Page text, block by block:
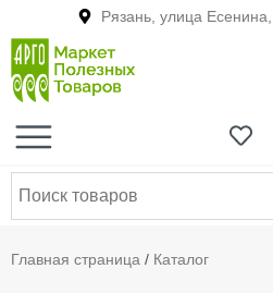
Рязань, улица
Главная страница / Каталог